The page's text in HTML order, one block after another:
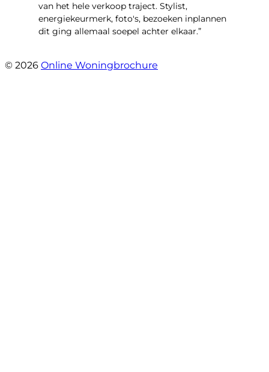
van het hele verkoop traject. Stylist,
energiekeurmerk, foto's, bezoeken inplannen
dit ging allemaal soepel achter elkaar.”
© 2026 Online Woningbrochure